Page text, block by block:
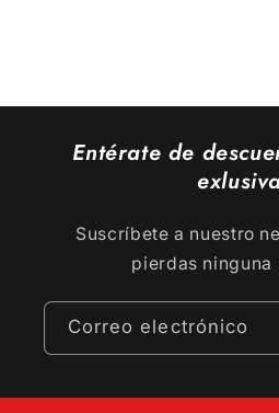
Entérate de
Suscríbete a nuestro
pierdas ninguna
Correo electrónico